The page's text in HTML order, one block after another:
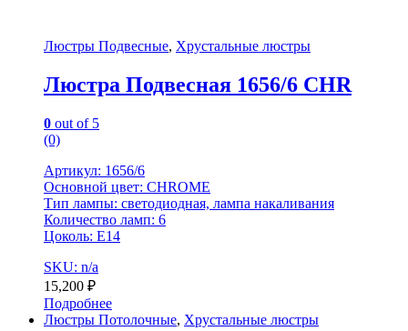
Люстры Подвесные, Хрустальные люстры
Люстра Подвесная 1656/6 CHR
0 out of 5
(0)
Артикул: 1656/6
Основной цвет: CHROME
Тип лампы: светодиодная, лампа накаливания
Количество ламп: 6
Цоколь: Е14
SKU: n/a
15,200 ₽
Подробнее
Люстры Потолочные, Хрустальные люстры